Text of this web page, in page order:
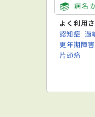
病名
よく利用
認知症 過
更年期障害
片頭痛